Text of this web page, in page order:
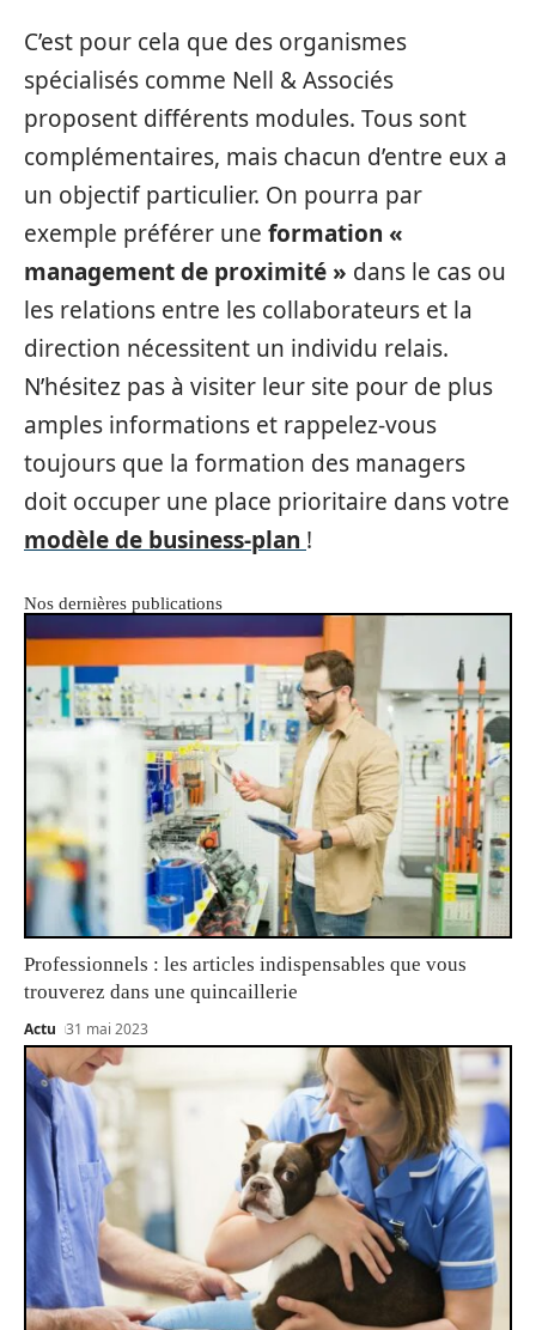
C’est pour cela que des organismes
spécialisés comme Nell & Associés
proposent différents modules. Tous sont
complémentaires, mais chacun d’entre eux a
un objectif particulier. On pourra par
exemple préférer une formation «
management de proximité » dans le cas ou
les relations entre les collaborateurs et la
direction nécessitent un individu relais.
N’hésitez pas à visiter leur site pour de plus
amples informations et rappelez-vous
toujours que la formation des managers
doit occuper une place prioritaire dans votre
modèle de business-plan !
Nos dernières publications
Professionnels : les articles indispensables que vous
trouverez dans une quincaillerie
Actu 31 mai 2023